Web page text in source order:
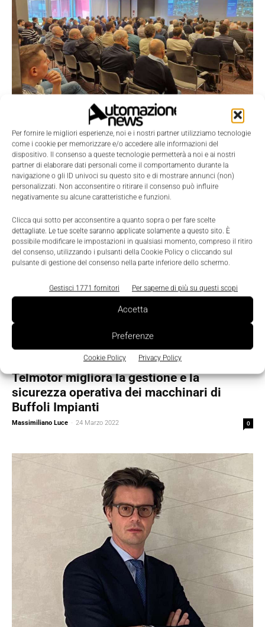
Per fornire le migliori esperienze, noi e i nostri partner utilizziamo tecnologie
come i cookie per memorizzare e/o accedere alle informazioni del
dispositivo. Il consenso a queste tecnologie permetterà a noi e ai nostri
partner di elaborare dati personali come il comportamento durante la
navigazione o gli ID univoci su questo sito e di mostrare annunci (non)
personalizzati. Non acconsentire o ritirare il consenso può influire
negativamente su alcune caratteristiche e funzioni.
Clicca qui sotto per acconsentire a quanto sopra o per fare scelte
dettagliate. Le tue scelte saranno applicate solamente a questo sito. È
possibile modificare le impostazioni in qualsiasi momento, compreso il ritiro
del consenso, utilizzando i pulsanti della Cookie Policy o cliccando sul
pulsante di gestione del consenso nella parte inferiore dello schermo.
Gestisci 1771 fornitori Per saperne di più su questi scopi
Accetta
Preferenze
Cookie Policy Privacy Policy
Cybersecurity: prosegue il tour di Telmotor
Massimiliano Luce - 10 Marzo 2023
Telmotor migliora la gestione e la
sicurezza operativa dei macchinari di
Buffoli Impianti
Massimiliano Luce - 24 Marzo 2022 0